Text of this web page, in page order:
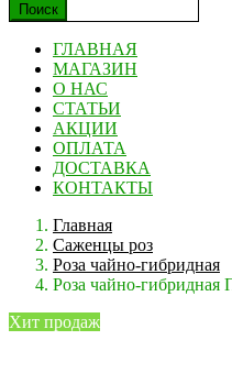
Поиск
ГЛАВНАЯ
МАГАЗИН
О НАС
СТАТЬИ
АКЦИИ
ОПЛАТА
ДОСТАВКА
КОНТАКТЫ
Главная
Саженцы роз
Роза чайно-гибридная
Роза чайно-гибридная
Хит продаж